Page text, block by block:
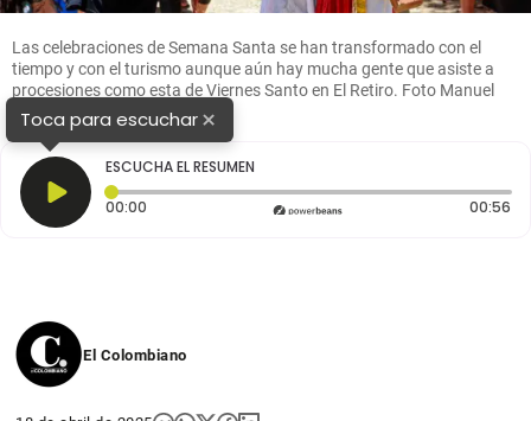
Las celebraciones de Semana Santa se han transformado con el
tiempo y con el turismo aunque aún hay mucha gente que asiste a
procesiones como esta de Viernes Santo en El Retiro. Foto Manuel
Saldarriaga.
Toca para escuchar×
ESCUCHA EL RESUMEN
00:00 Tiempo transcurrido: 0 segundos 00:56
El Colombiano